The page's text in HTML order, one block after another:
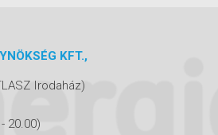
KFT.,
Irodaház)
20.00)